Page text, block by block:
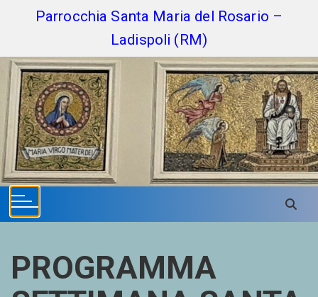
p
t
e
t
Parrocchia Santa Maria del Rosario –
Ladispoli (RM)
PROGRAMMA